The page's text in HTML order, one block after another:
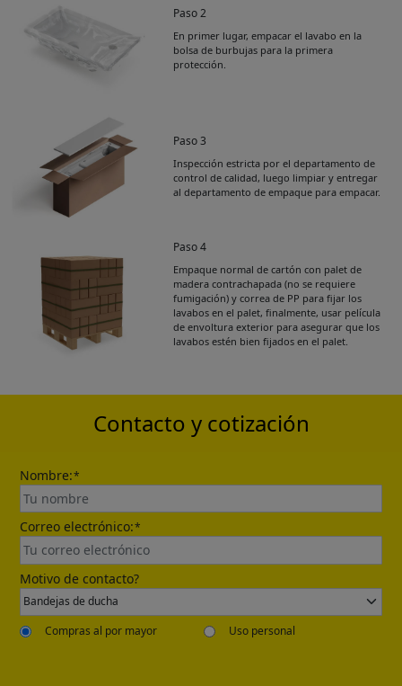
Paso 2
En primer lugar, empacar el lavabo en la
bolsa de burbujas para la primera
protección.
Paso 3
Inspección estricta por el departamento de
control de calidad, luego limpiar y entregar
al departamento de empaque para empacar.
Paso 4
Empaque normal de cartón con palet de
madera contrachapada (no se requiere
fumigación) y correa de PP para fijar los
lavabos en el palet, finalmente, usar película
de envoltura exterior para asegurar que los
lavabos estén bien fijados en el palet.
Get Catalogue
Please leave your contact information,the
Send
Contacto y cotización
Nombre:*
Correo electrónico:*
Motivo de contacto?
Compras al por mayor Uso personal